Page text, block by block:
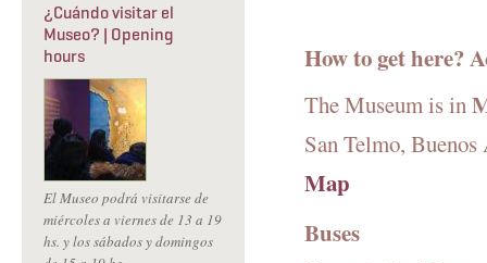
¿Cuándo visitar el
Museo? | Opening
hours
El Museo podrá visitarse de
miércoles a viernes de 13 a 19
hs. y los sábados y domingos
How to get here?
The Museum is in
San Telmo,
Map
Buses